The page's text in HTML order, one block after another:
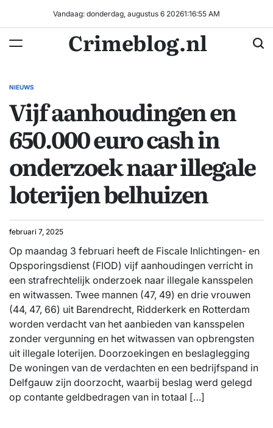
inhoud
Vandaag: donderdag, augustus 6 20261:16:56 AM
Crimeblog.nl
GEPLAATST
NIEUWS
Vijf aanhoudingen en
650.000 euro cash in
onderzoek naar illegale
loterijen belhuizen
februari 7, 2025
Op maandag 3 februari heeft de Fiscale Inlichtingen- en
Opsporingsdienst (FIOD) vijf aanhoudingen verricht in
een strafrechtelijk onderzoek naar illegale kansspelen
en witwassen. Twee mannen (47, 49) en drie vrouwen
(44, 47, 66) uit Barendrecht, Ridderkerk en Rotterdam
worden verdacht van het aanbieden van kansspelen
zonder vergunning en het witwassen van opbrengsten
uit illegale loterijen. Doorzoekingen en beslaglegging
De woningen van de verdachten en een bedrijfspand in
Delfgauw zijn doorzocht, waarbij beslag werd gelegd
op contante geldbedragen van in totaal […]